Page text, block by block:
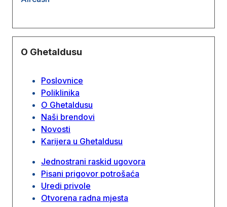
O Ghetaldusu
Poslovnice
Poliklinika
O Ghetaldusu
Naši brendovi
Novosti
Karijera u Ghetaldusu
Jednostrani raskid ugovora
Pisani prigovor potrošaća
Uredi privole
Otvorena radna mjesta